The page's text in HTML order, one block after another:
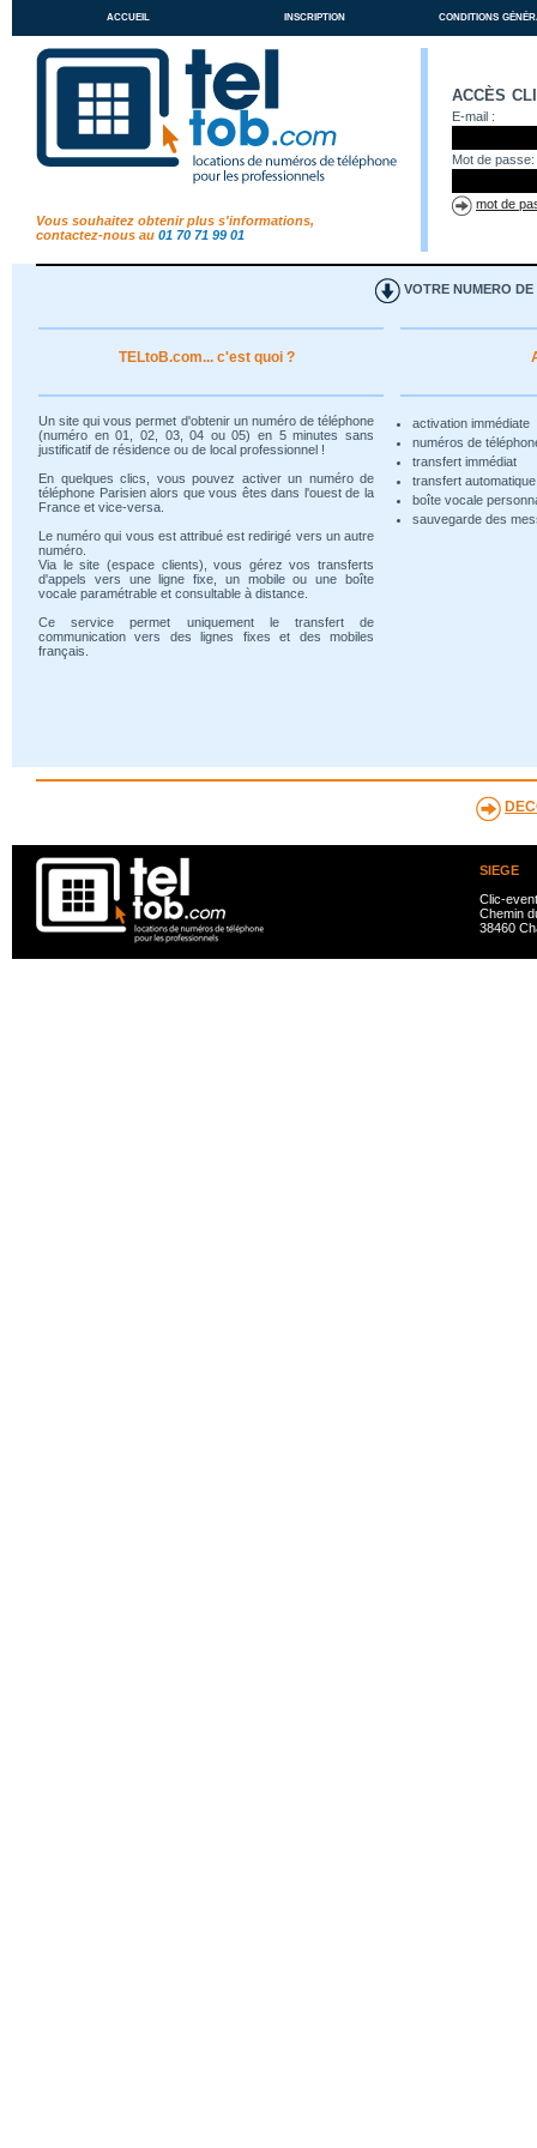
accueil inscription conditions
Vous souhaitez obtenir plus s'informations,
contactez-nous au 01 70 71 99 01
accès
E-mail :
Mot de passe:
mot de
VOTRE NUMERO DE
TELtoB.com... c'est quoi ?
Un site qui vous permet d'obtenir un numéro de téléphone
(numéro en 01, 02, 03, 04 ou 05) en 5 minutes sans
justificatif de résidence ou de local professionnel !
En quelques clics, vous pouvez activer un numéro de
téléphone Parisien alors que vous êtes dans l'ouest de la
France et vice-versa.
Le numéro qui vous est attribué est redirigé vers un autre
numéro.
Via le site (espace clients), vous gérez vos transferts
d'appels vers une ligne fixe, un mobile ou une boîte
vocale paramétrable et consultable à distance.
Ce service permet uniquement le transfert de
communication vers des lignes fixes et des mobiles
français.
activation immédiate
numéros de
transfert immédiat
transfert
boîte vocale
sauvegarde des
SIEGE
Clic-
Chemin
38460